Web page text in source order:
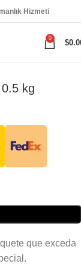
Hizmeti
0
$
kg
que exceda